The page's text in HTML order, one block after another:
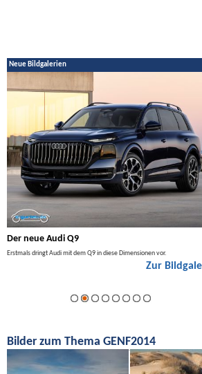
Neue Bildgalerien
Der neue Audi Q9
Erstmals dringt Audi mit dem Q9 in diese Dimensionen vor.
Zur
Bilder zum Thema GENF2014